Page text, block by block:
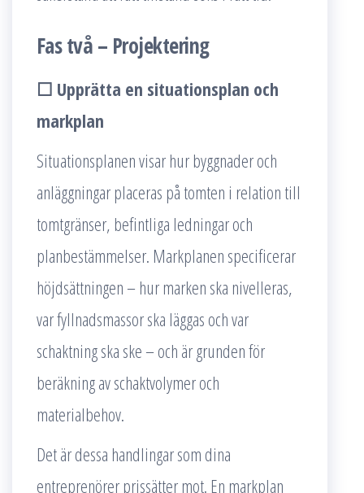
Fas två – Projektering
☐ Upprätta en situationsplan och
markplan
Situationsplanen visar hur byggnader och
anläggningar placeras på tomten i relation till
tomtgränser, befintliga ledningar och
planbestämmelser. Markplanen specificerar
höjdsättningen – hur marken ska nivelleras,
var fyllnadsmassor ska läggas och var
schaktning ska ske – och är grunden för
beräkning av schaktvolymer och
materialbehov.
Det är dessa handlingar som dina
entreprenörer prissätter mot. En markplan